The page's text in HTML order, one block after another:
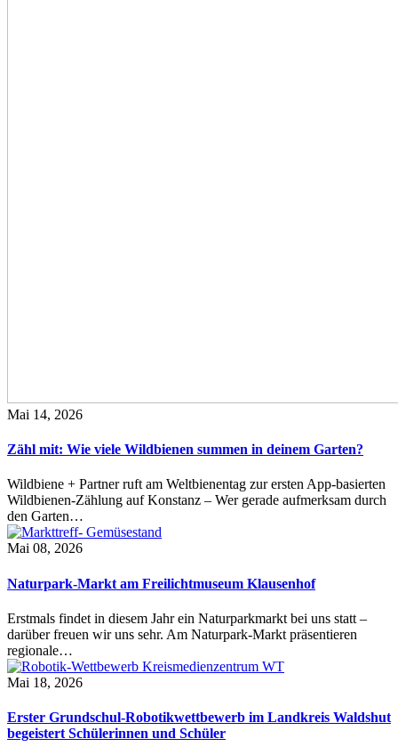
Mai 14, 2026
Zähl mit: Wie viele Wildbienen summen in deinem Garten?
Wildbiene + Partner ruft am Weltbienentag zur ersten App-basierten
Wildbienen-Zählung auf Konstanz – Wer gerade aufmerksam durch
den Garten…
Mai 08, 2026
Naturpark-Markt am Freilichtmuseum Klausenhof
Erstmals findet in diesem Jahr ein Naturparkmarkt bei uns statt –
darüber freuen wir uns sehr. Am Naturpark-Markt präsentieren
regionale…
Mai 18, 2026
Erster Grundschul-Robotikwettbewerb im Landkreis Waldshut
begeistert Schülerinnen und Schüler